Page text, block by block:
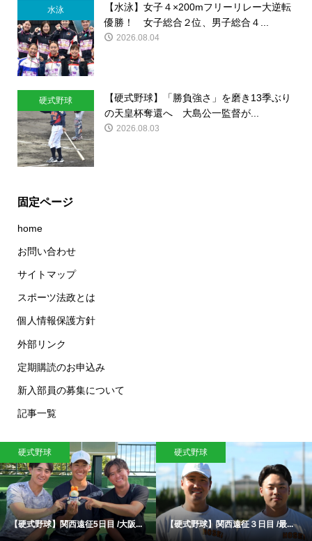
水泳
【水泳】女子４×200mフリーリレー大逆転
優勝！ 女子総合２位、男子総合４...
2026.08.04
硬式野球
【硬式野球】「勝負強さ」を磨き13季ぶり
の天皇杯奪還へ 大島公一監督が...
2026.08.03
固定ページ
home
お問い合わせ
サイトマップ
スポーツ法政とは
個人情報保護方針
外部リンク
定期購読のお申込み
新入部員の募集について
記事一覧
硬式野球
【硬式野球】関西遠征5日目 /大阪...
硬式野球
【硬式野球】関西遠征３日目 /最...